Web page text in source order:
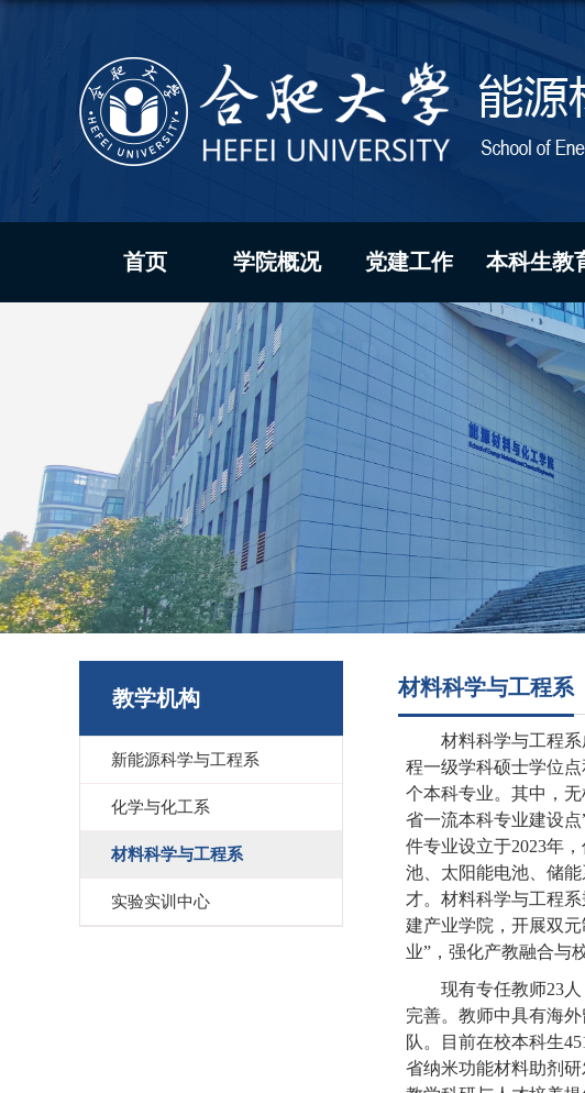
首页 学院概况 党建工作 本科生教
教学机构
新能源科学与工程系
化学与化工系
材料科学与工程系
实验实训中心
材料科学与工程系
材料科学与工程
程一级学科硕士学位
个本科专业。其中，
省一流本科专业建设
件专业设立于2023年
池、太阳能电池、储
才。材料科学与工程
建产业学院，开展双
业”，强化产教融合与
现有专任教师23
完善。教师中具有海
队。目前在校本科生
省纳米功能材料助剂